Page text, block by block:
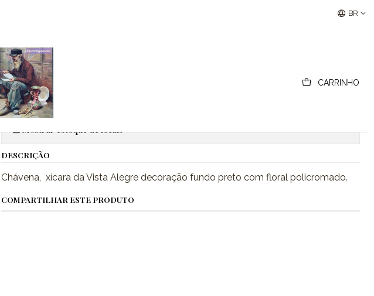
CARRINHO
Buscantiguidades - Leilões Colecionismo e BR
|
Chávena, xícara da Vista Alegre
Quantidade
Mostrar estoque de locais
DESCRIÇÃO
Chávena, xícara da Vista Alegre decoração fundo preto com floral policromado.
COMPARTILHAR ESTE PRODUTO